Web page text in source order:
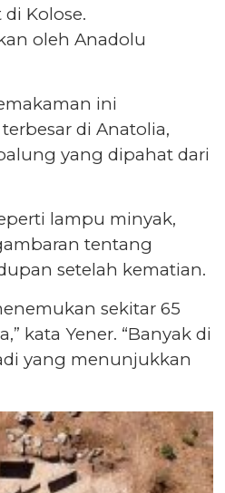
Kolose.
oleh Anadolu
ini
di Anatolia,
yang dipahat dari
lampu minyak,
tentang
setelah kematian.
sekitar 65
kata Yener. “Banyak di
yang menunjukkan